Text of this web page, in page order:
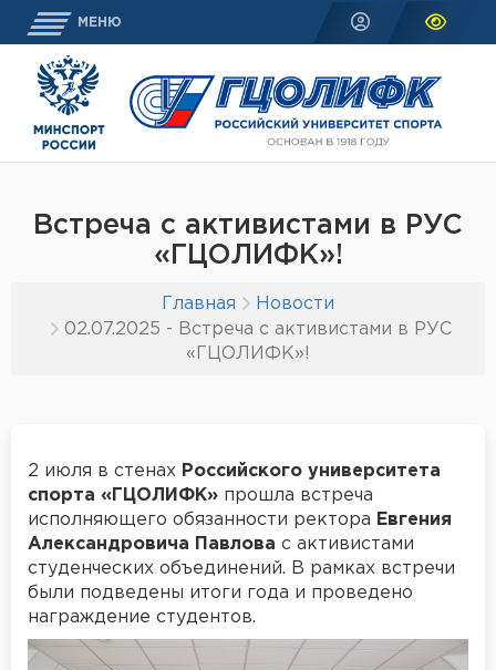
МЕНЮ
Встреча с активистами в РУС
«ГЦОЛИФК»!
Главная
Новости
02.07.2025 - Встреча с активистами в РУС
«ГЦОЛИФК»!
2 июля в стенах Российского университета
спорта «ГЦОЛИФК» прошла встреча
исполняющего обязанности ректора Евгения
Александровича Павлова с активистами
студенческих объединений. В рамках встречи
были подведены итоги года и проведено
награждение студентов.